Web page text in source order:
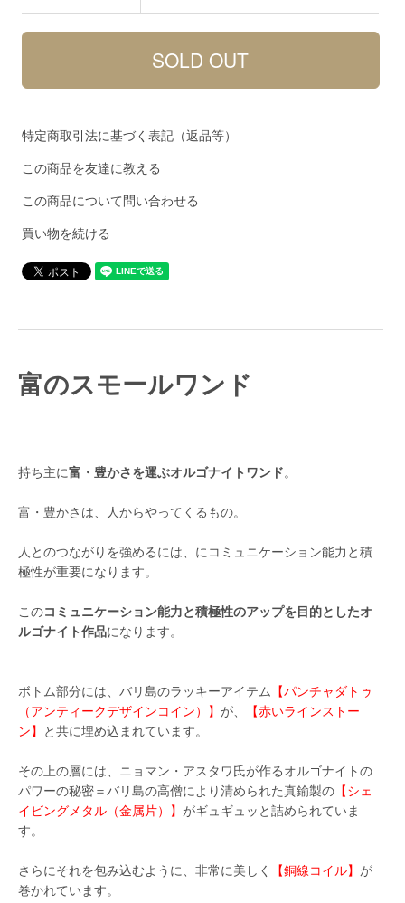
特定商取引法に基づく表記（返品等）
この商品を友達に教える
この商品について問い合わせる
買い物を続ける
富のスモールワンド
持ち主に富・豊かさを運ぶオルゴナイトワンド。
富・豊かさは、人からやってくるもの。
人とのつながりを強めるには、にコミュニケーション能力と積
極性が重要になります。
このコミュニケーション能力と積極性のアップを目的としたオ
ルゴナイト作品になります。
ボトム部分には、バリ島のラッキーアイテム
【パンチャダトゥ
（アンティークデザインコイン）】 が、
【赤いラインストー
ン】
と共に埋め込まれています。
その上の層には、ニョマン・アスタワ氏が作るオルゴナイトの
パワーの秘密＝バリ島の高僧により清められた真鍮製の 【シェ
イビングメタル（金属片）】 がギュギュッと詰められていま
す。
さらにそれを包み込むように、非常に美しく 【銅線コイル】 が
巻かれています。